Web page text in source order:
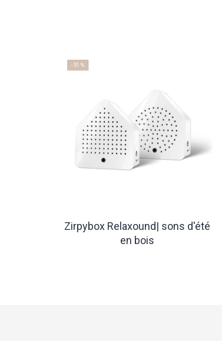
- 51 %
Zirpybox Relaxound| sons d'été
en bois